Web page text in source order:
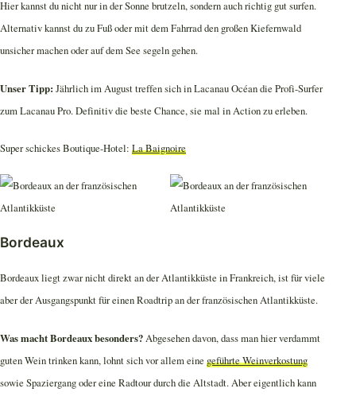
Hier kannst du nicht nur in der Sonne brutzeln, sondern auch richtig gut surfen.
Alternativ kannst du zu Fuß oder mit dem Fahrrad den großen Kiefernwald
unsicher machen oder auf dem See segeln gehen.
Unser Tipp: Jährlich im August treffen sich in Lacanau Océan die Profi-Surfer
zum Lacanau Pro. Definitiv die beste Chance, sie mal in Action zu erleben.
Super schickes Boutique-Hotel: La Baignoire
Bordeaux
Bordeaux liegt zwar nicht direkt an der Atlantikküste in Frankreich, ist für viele
aber der Ausgangspunkt für einen Roadtrip an der französischen Atlantikküste.
Was macht Bordeaux besonders? Abgesehen davon, dass man hier verdammt
guten Wein trinken kann, lohnt sich vor allem eine geführte Weinverkostung
sowie Spaziergang oder eine Radtour durch die Altstadt. Aber eigentlich kann